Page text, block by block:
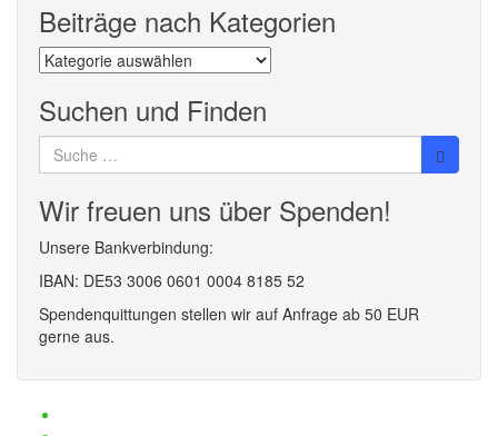
Beiträge nach Kategorien
Beiträge
nach
Kategorien
Suchen und Finden
Suche
nach:
Wir freuen uns über Spenden!
Unsere Bankverbindung:
IBAN: DE53 3006 0601 0004 8185 52
Spendenquittungen stellen wir auf Anfrage ab 50 EUR
gerne aus.